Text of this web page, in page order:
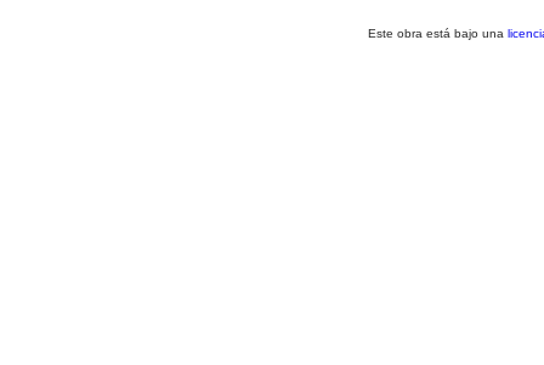
Este obra está bajo una